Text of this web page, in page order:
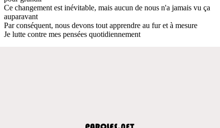
Ce changement est inévitable, mais aucun de nous n'a jamais vu ça
auparavant
Par conséquent, nous devons tout apprendre au fur et à mesure
Je lutte contre mes pensées quotidiennement